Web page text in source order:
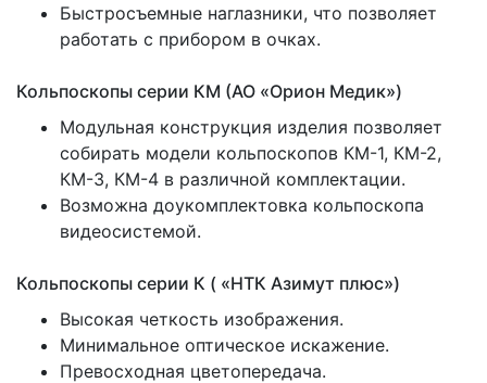
Быстросъемные наглазники, что позволяет
работать с прибором в очках.
Кольпоскопы серии КМ (АО «Орион Медик»)
Модульная конструкция изделия позволяет
собирать модели кольпоскопов КМ-1, КМ-2,
КМ-3, КМ-4 в различной комплектации.
Возможна доукомплектовка кольпоскопа
видеосистемой.
Кольпоскопы серии К ( «НТК Азимут плюс»)
Высокая четкость изображения.
Минимальное оптическое искажение.
Превосходная цветопередача.